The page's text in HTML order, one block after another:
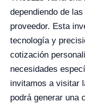
dependiendo de
proveedor. Esta
tecnología y
cotización
necesidades
invitamos a visitar
podrá generar una